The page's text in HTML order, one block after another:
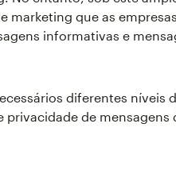
marketing que as
informativas e
diferentes níveis
de mensagens